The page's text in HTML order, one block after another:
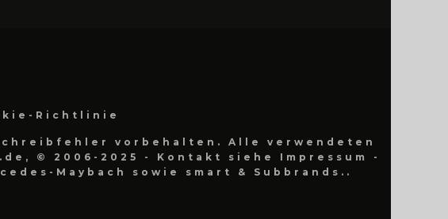
Richtlinie
vorbehalten. Alle verwendeten
© 2006-2025 - Kontakt siehe Impressum -
Maybach sowie smart & Subbrands..